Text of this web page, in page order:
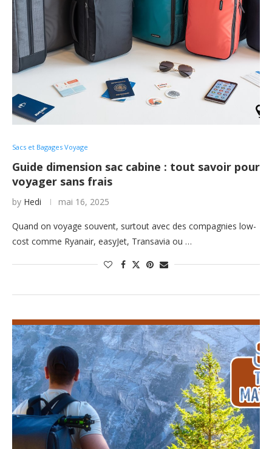
Sacs et Bagages Voyage
Guide dimension sac cabine : tout savoir pour
voyager sans frais
by Hedi mai 16, 2025
Quand on voyage souvent, surtout avec des compagnies low-
cost comme Ryanair, easyJet, Transavia ou …